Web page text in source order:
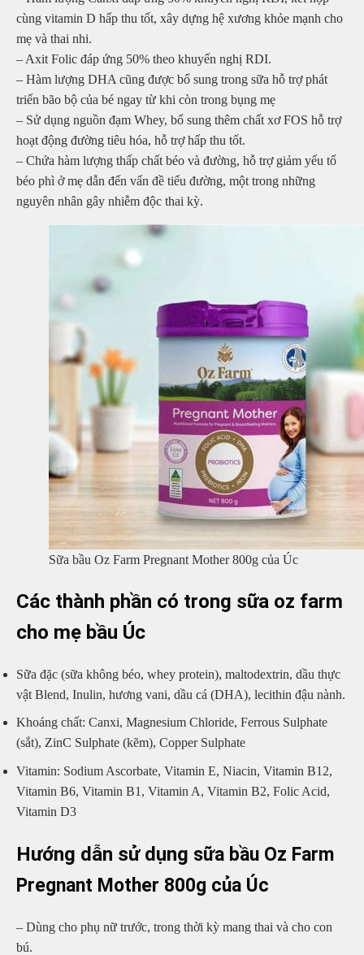
cùng vitamin D hấp thu tốt, xây dựng hệ xương khỏe mạnh cho
mẹ và thai nhi.
– Axit Folic đáp ứng 50% theo khuyến nghị RDI.
– Hàm lượng DHA cũng được bổ sung trong sữa hỗ trợ phát
triển bão bộ của bé ngay từ khi còn trong bụng mẹ
– Sử dụng nguồn đạm Whey, bổ sung thêm chất xơ FOS hỗ trợ
hoạt động đường tiêu hóa, hỗ trợ hấp thu tốt.
– Chứa hàm lượng thấp chất béo và đường, hỗ trợ giảm yếu tố
béo phì ở mẹ dẫn đến vấn đề tiểu đường, một trong những
nguyên nhân gây nhiễm độc thai kỳ.
Sữa bầu Oz Farm Pregnant Mother 800g của Úc
Các thành phần có trong sữa oz farm
cho mẹ bầu Úc
Sữa đặc (sữa không béo, whey protein), maltodextrin, dầu thực
vật Blend, Inulin, hương vani, dầu cá (DHA), lecithin đậu nành.
Khoáng chất: Canxi, Magnesium Chloride, Ferrous Sulphate
(sắt), ZinC Sulphate (kẽm), Copper Sulphate
Vitamin: Sodium Ascorbate, Vitamin E, Niacin, Vitamin B12,
Vitamin B6, Vitamin B1, Vitamin A, Vitamin B2, Folic Acid,
Vitamin D3
Hướng dẫn sử dụng sữa bầu Oz Farm
Pregnant Mother 800g của Úc
– Dùng cho phụ nữ trước, trong thời kỳ mang thai và cho con
bú.